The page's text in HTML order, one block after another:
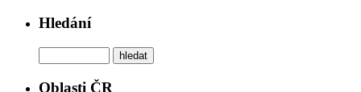
Hledání
Oblasti ČR